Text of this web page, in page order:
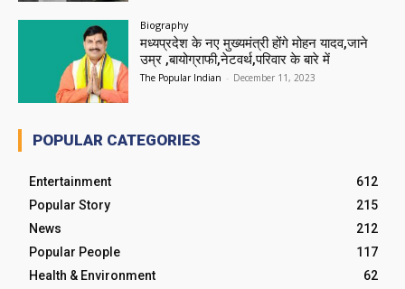
Biography
मध्यप्रदेश के नए मुख्यमंत्री होंगे मोहन यादव,जाने
उम्र ,बायोग्राफी,नेटवर्थ,परिवार के बारे में
The Popular Indian - December 11, 2023
POPULAR CATEGORIES
Entertainment
612
Popular Story
215
News
212
Popular People
117
Health & Environment
62